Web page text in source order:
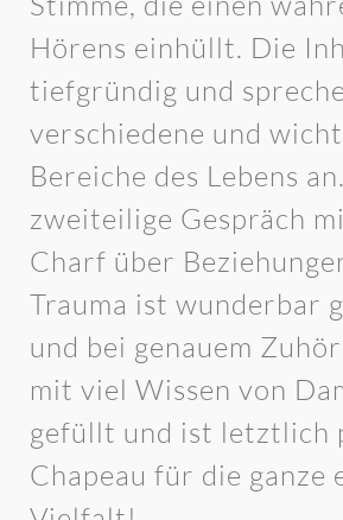
Hörens einhüllt. Die
tiefgründig und
verschiedene und
Bereiche des Lebens
zweiteilige Gespräch
Charf über
Trauma ist wunderbar
und bei genauem
mit viel Wissen von
gefüllt und ist letztlich
Chapeau für die ganze